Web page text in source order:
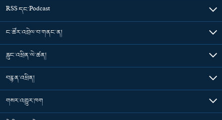
RSS དང་Podcast
ང་ཚོར་འབྲེལ་བ་གནང་ན།
རླུང་འཕྲིན་ལེ་ཚན།
བརྙན་འཕྲིན།
གསར་འགྱུར་ཁག